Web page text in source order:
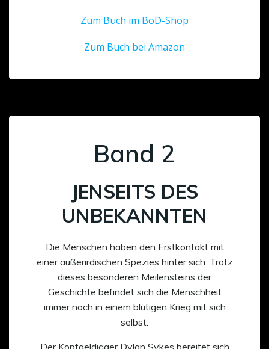
Zum Buch im BoD-Shop
Zum Buch bei Amazon
Band 2
JENSEITS DES
UNBEKANNTEN
Die Menschen haben den Erstkontakt mit
einer außerirdischen Spezies hinter sich. Trotz
dieses besonderen Meilensteins der
Geschichte befindet sich die Menschheit
immer noch in einem blutigen Krieg mit sich
selbst.